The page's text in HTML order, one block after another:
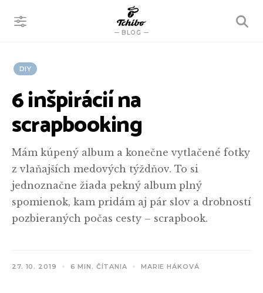
BLOG
VYHĽADÁVANIE
DIY
6 inšpirácií na
scrapbooking
Mám kúpený album a konečne vytlačené fotky
z vlaňajších medových týždňov. To si
jednoznačne žiada pekný album plný
spomienok, kam pridám aj pár slov a drobností
pozbieraných počas cesty – scrapbook.
27. 10. 2019 6 MIN. ČÍTANIA MARIE HÁKOVÁ